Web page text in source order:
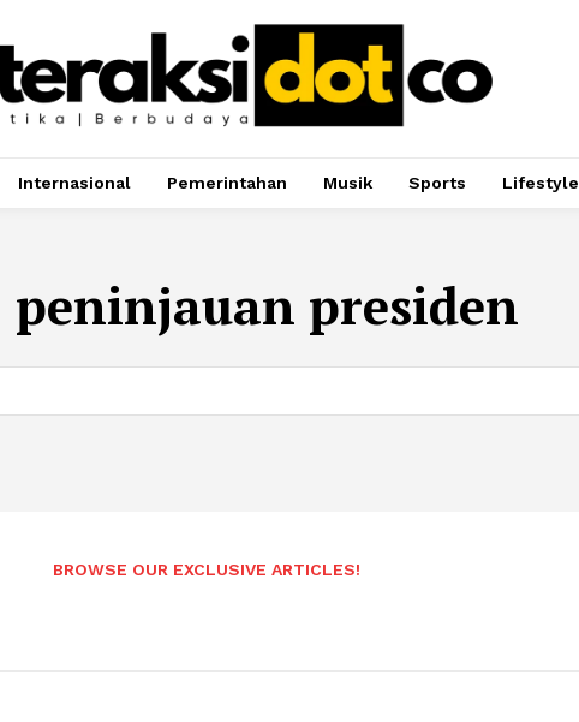
Internasional Pemerintahan Musik Sports Lifestyle
peninjauan presiden
BROWSE OUR EXCLUSIVE ARTICLES!